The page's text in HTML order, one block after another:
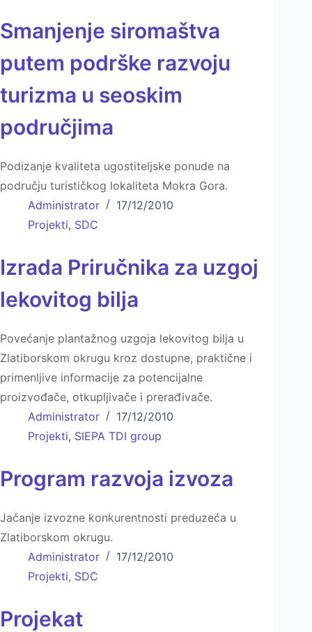
Smanjenje siromaštva
putem podrške razvoju
turizma u seoskim
područjima
Podizanje kvaliteta ugostitelјske ponude na
području turističkog lokaliteta Mokra Gora.
Administrator
17/12/2010
Projekti, SDC
Izrada Priručnika za uzgoj
lekovitog bilјa
Povećanje plantažnog uzgoja lekovitog bilja u
Zlatiborskom okrugu kroz dostupne, praktične i
primenljive informacije za potencijalne
proizvođače, otkupljivače i prerađivače.
Administrator
17/12/2010
Projekti, SIEPA TDI group
Program razvoja izvoza
Jačanje izvozne konkurentnosti preduzeća u
Zlatiborskom okrugu.
Administrator
17/12/2010
Projekti, SDC
Projekat